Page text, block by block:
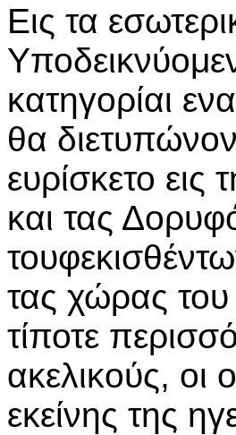
Εις τα
κατηγορίαι
θα
ευρίσκετο εις
και τας
τας χώρας
τίποτε
ακελικούς, οι
εκείνης της